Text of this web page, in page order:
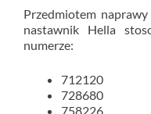
Przedmiotem
nastawnik Hella
numerze:
712120
728680
758226